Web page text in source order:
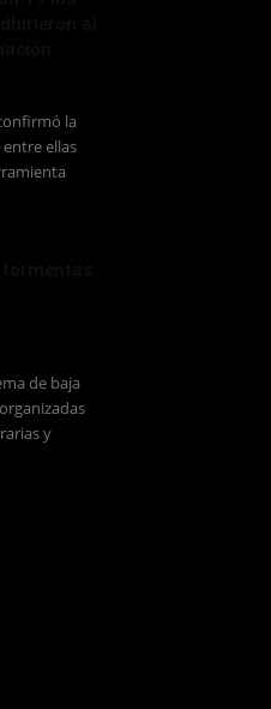
la
ellas
de baja
y